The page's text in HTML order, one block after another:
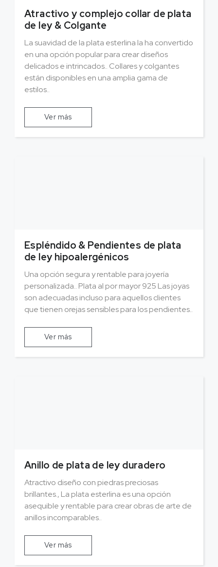
Atractivo y complejo collar de plata
de ley & Colgante
La suavidad de la plata esterlina la ha convertido
en una opción popular para crear diseños
delicados e intrincados.. Collares y colgantes
están disponibles en una amplia gama de
estilos..
Ver más
Espléndido & Pendientes de plata
de ley hipoalergénicos
Una opción segura y rentable para joyería
personalizada.. Plata al por mayor 925 Las joyas
son adecuadas incluso para aquellos clientes
que tienen orejas sensibles para los pendientes..
Ver más
Anillo de plata de ley duradero
Atractivo diseño con piedras preciosas
brillantes., La plata esterlina es una opción
asequible y rentable para crear obras de arte de
anillos incomparables..
Ver más